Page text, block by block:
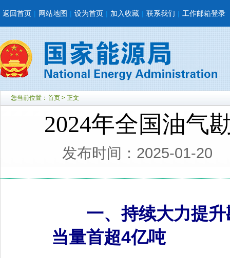
返回首页 | 网站地图 | 设为首页 | 加入收藏 | 联系我们 | 工作邮箱登录
您当前位置： 首页 > 正文
2024年全国油气
发布时间：2025-01-20
一、持续大力提升
当量首超4亿吨